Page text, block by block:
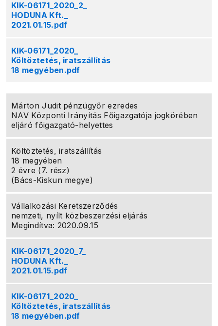
KIK-06171_2020_2_
HODUNA Kft._
2021.01.15.pdf
KIK-06171_2020_
Költöztetés, iratszállítás
18 megyében.pdf
Márton Judit pénzügyőr ezredes
NAV Központi Irányítás Főigazgatója jogkörében
eljáró főigazgató-helyettes
Költöztetés, iratszállítás
18 megyében
2 évre (7. rész)
(Bács-Kiskun megye)
Vállalkozási Keretszerződés
nemzeti, nyílt közbeszerzési eljárás
Megindítva: 2020.09.15
KIK-06171_2020_7_
HODUNA Kft._
2021.01.15.pdf
KIK-06171_2020_
Költöztetés, iratszállítás
18 megyében.pdf